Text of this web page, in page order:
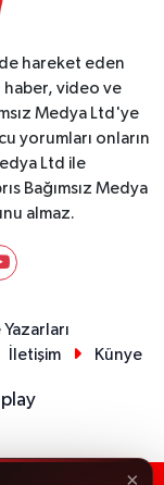
hareket eden
haber, video ve
Medya Ltd'ye
yorumları onların
Ltd ile
Bağımsız Medya
almaz.
Yazarları
İletişim Künye
×